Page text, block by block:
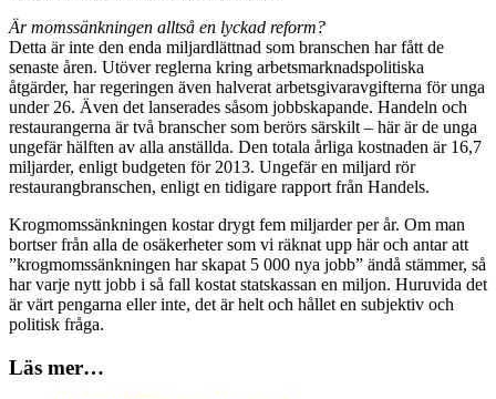
Är momssänkningen alltså en lyckad reform?
Detta är inte den enda miljardlättnad som branschen har fått de
senaste åren. Utöver reglerna kring arbetsmarknadspolitiska
åtgärder, har regeringen även halverat arbetsgivaravgifterna för unga
under 26. Även det lanserades såsom jobbskapande. Handeln och
restaurangerna är två branscher som berörs särskilt – här är de unga
ungefär hälften av alla anställda. Den totala årliga kostnaden är 16,7
miljarder, enligt budgeten för 2013. Ungefär en miljard rör
restaurangbranschen, enligt en tidigare rapport från Handels.
Krogmomssänkningen kostar drygt fem miljarder per år. Om man
bortser från alla de osäkerheter som vi räknat upp här och antar att
”krogmomssänkningen har skapat 5 000 nya jobb” ändå stämmer, så
har varje nytt jobb i så fall kostat statskassan en miljon. Huruvida det
är värt pengarna eller inte, det är helt och hållet en subjektiv och
politisk fråga.
Läs mer…